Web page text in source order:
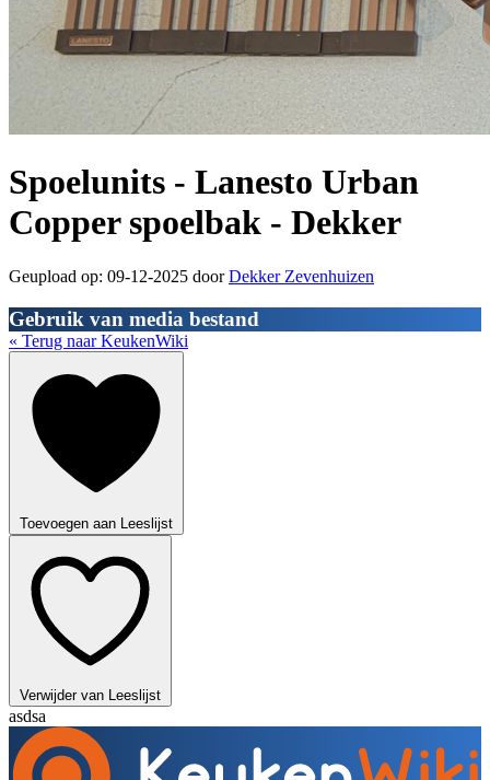
Spoelunits - Lanesto Urban
Copper spoelbak - Dekker
Geupload op: 09-12-2025 doorDekker Zevenhuizen
Gebruik van media bestand
« Terug naar KeukenWiki
Toevoegen aan Leeslijst
Verwijder van Leeslijst
asdsa